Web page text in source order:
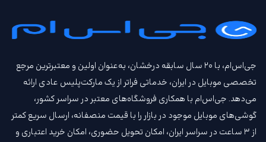
جی‌اس‌ام، با ۲۰ سال سابقه درخشان، به‌عنوان اولین و معتبرترین مرجع
تخصصی موبایل در ایران، خدماتی فراتر از یک مارکت‌پلیس عادی ارائه
می‌دهد. جی‌اس‌ام با همکاری فروشگاه‌های معتبر در سراسر کشور،
گوشی‌های موبایل موجود در بازار را با قیمت‌ منصفانه، ارسال سریع کمتر
از ۳ ساعت در سراسر ایران، امکان تحویل حضوری، امکان خرید اعتباری و